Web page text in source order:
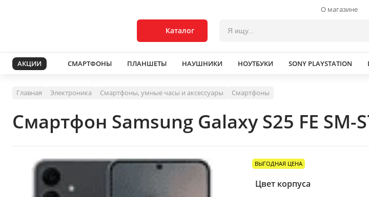
О магазине
Каталог
АКЦИИ СМАРТФОНЫ ПЛАНШЕТЫ НАУШНИКИ НОУТБУКИ SONY PLAYSTATION
Главная Электроника Смартфоны, умные часы и аксессуары Смартфоны
Смартфон Samsung Galaxy S25 FE
ВЫГОДНАЯ ЦЕНА
Цвет корпуса